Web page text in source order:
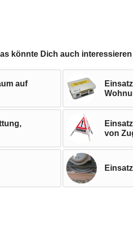
könnte Dich auch interessieren
auf
von